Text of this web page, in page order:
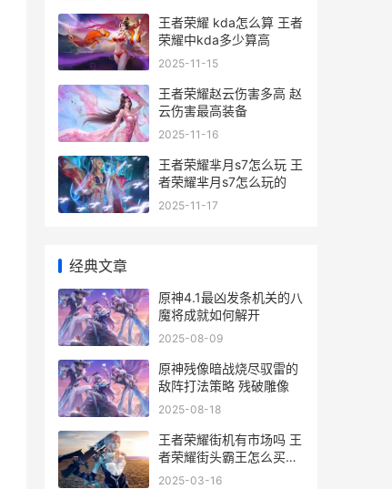
王者荣耀 kda怎么算 王者
荣耀中kda多少算高
2025-11-15
王者荣耀赵云伤害多高 赵
云伤害最高装备
2025-11-16
王者荣耀芈月s7怎么玩 王
者荣耀芈月s7怎么玩的
2025-11-17
经典文章
原神4.1最凶发条机关的八
魔将成就如何解开
2025-08-09
原神残像暗战烧尽驭雷的
敌阵打法策略 残破雕像
2025-08-18
王者荣耀街机有市场吗 王
者荣耀街头霸王怎么买最
便宜
2025-03-16